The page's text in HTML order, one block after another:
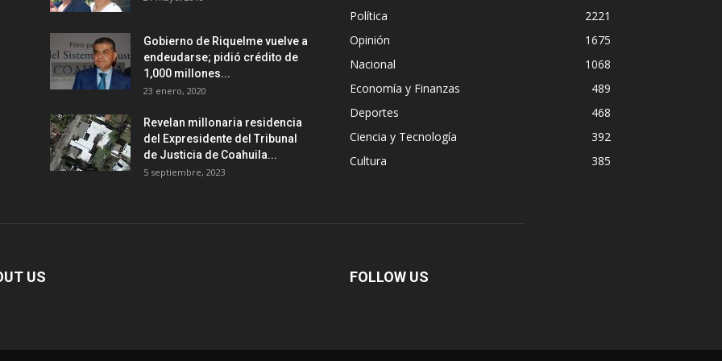
Gobierno de Riquelme vuelve a
endeudarse; pidió crédito de
1,000 millones...
23 enero, 2020
Revelan millonaria residencia
del Expresidente del Tribunal
de Justicia de Coahuila...
5 septiembre, 2023
Política
2221
Opinión
1675
Nacional
1068
Economía y Finanzas
489
Deportes
468
Ciencia y Tecnología
392
Cultura
385
US FOLLOW US